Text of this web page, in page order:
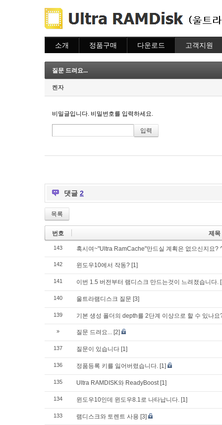
소개 정품구매
이용안내
다운로드 고객지원
질문하기
질문 드려요...
켄자
비밀글입니다. 비밀번호를 입력하세요.
댓글 2
목록
번호 제목
143 혹시여~"Ultra RamCache"만드실 계획은 없으신지요?
142 윈도우10에서 작동? [1]
141 이번 1.5 버전부터 램디스크 만드는것이 느려졌습니다.
140 울트라램디스크 질문 [3]
139 기본 생성 폴더의 depth를 2단계 이상으로 할 수 있나요
» 질문 드려요... [2]
137 질문이 있습니다 [1]
136 정품등록 키를 잃어버렸습니다. [1]
135 Ultra RAMDISK와 ReadyBoost [1]
134 윈도우10인데 윈도우8.1로 나타납니다. [1]
133 램디스크와 토렌트 사용 [3]